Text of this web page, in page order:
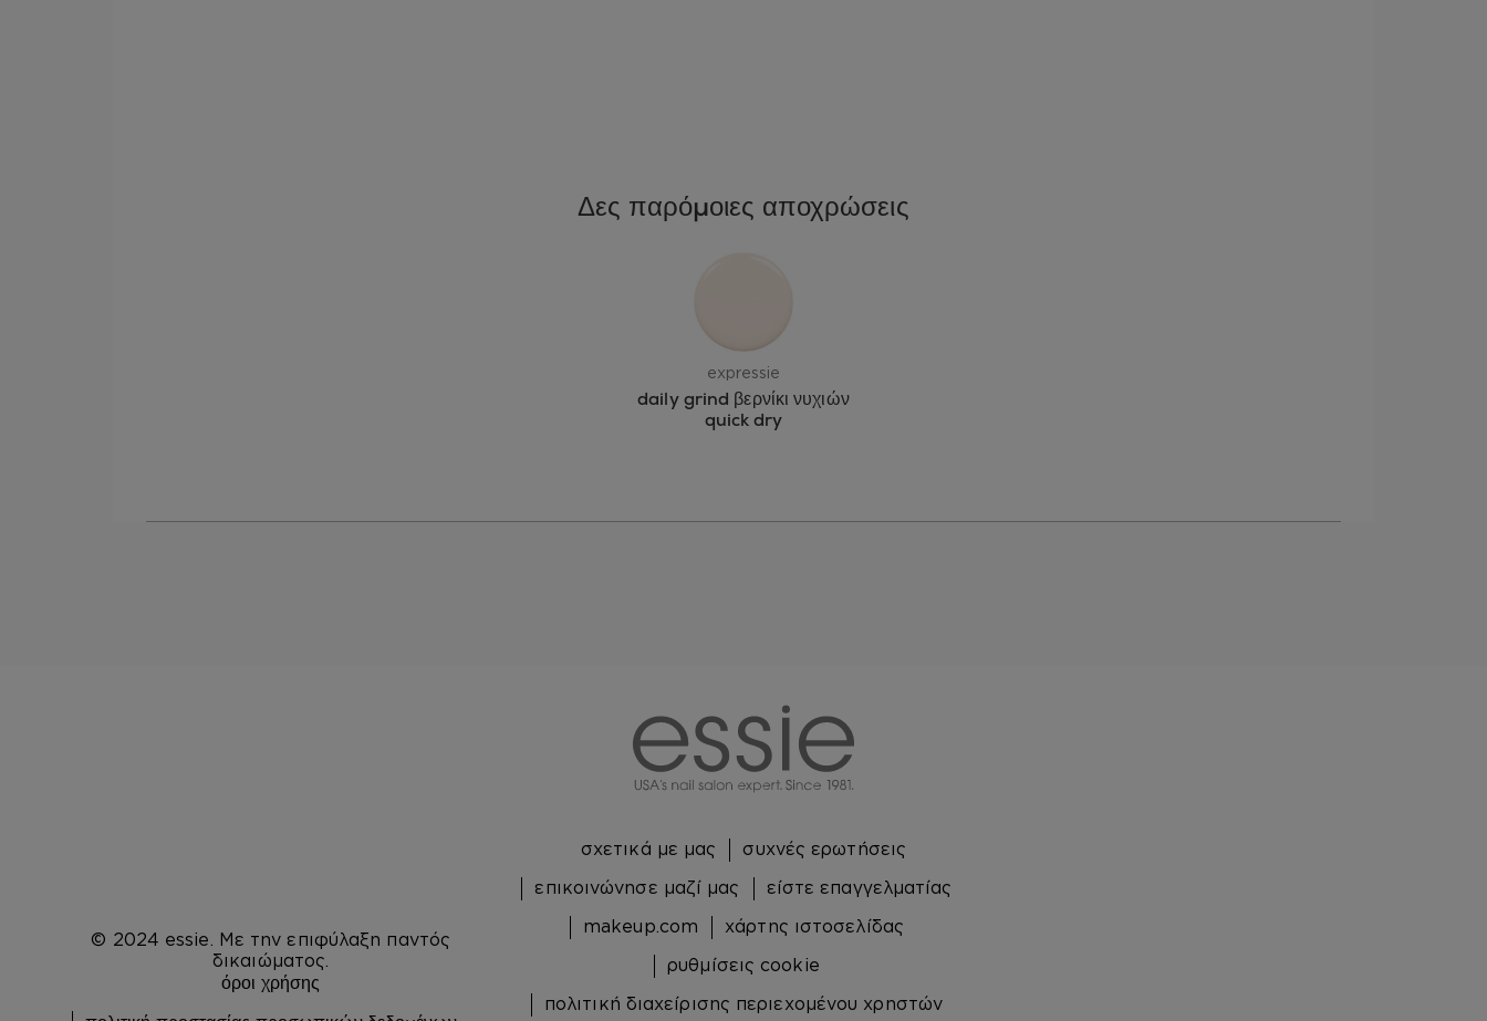
Δες παρόμοιες αποχρώσεις
expressie
daily grind βερνίκι νυχιών
quick dry
© 2024 essie. Με την επιφύλαξη παντός
δικαιώματος.
όροι χρήσης
σχετικά με μας
συχνές ερωτήσεις
επικοινώνησε μαζί μας
είστε επαγγελματίας
makeup.com
χάρτης ιστοσελίδας
ρυθμίσεις cookie
πολιτική διαχείρισης περιεχομένου χρηστών